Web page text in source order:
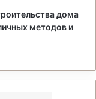
дома
методов и